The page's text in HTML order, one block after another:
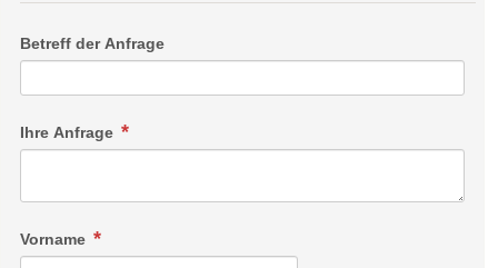
Betreff der Anfrage
Ihre Anfrage
Vorname